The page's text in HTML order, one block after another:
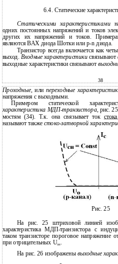
6.4. Статические
Статическими характеристиками
одних постоянных напряжений и токов
других их напряжений и токов.
являются ВАХ диода Шотки илиp-n диода.
Транзистор всегда включается как
выход. Входные характеристикисвязывают
выходные характеристики связывают
38
Проходные, илипереходные
напряжения с выходными.
Примером статической
характеристика МДП-транзистора, рис.
мостям (34). Т.к. она связывает ток
называют также стоко-затворной
Рис. 25
На рис. 25 штриховой линией
характеристика МДП-транзистора с
таком транзисторе пороговое напряжение
при отрицательных Uзи.
На рис. 26 изображены выходные